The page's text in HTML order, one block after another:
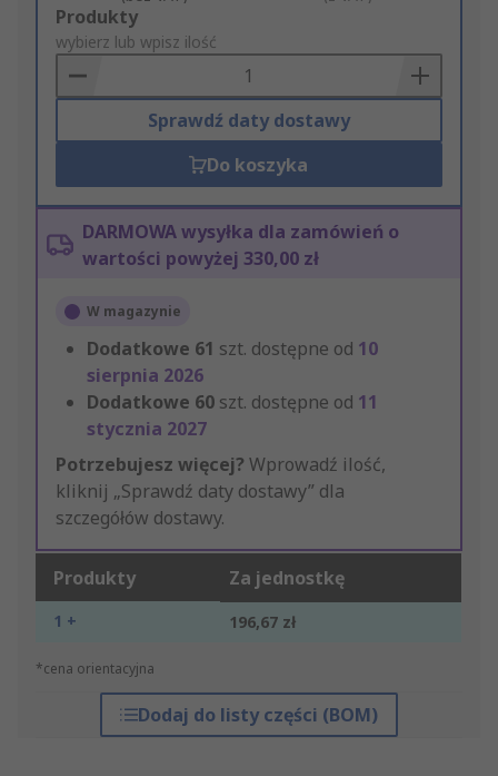
Add
to
Basket
Produkty
wybierz lub wpisz ilość
Sprawdź daty dostawy
Do koszyka
DARMOWA wysyłka dla zamówień o
wartości powyżej 330,00 zł
W magazynie
Dodatkowe 61 szt. dostępne od 10
sierpnia 2026
Dodatkowe 60 szt. dostępne od 11
stycznia 2027
Potrzebujesz więcej? Wprowadź ilość,
kliknij „Sprawdź daty dostawy” dla
szczegółów dostawy.
Produkty Za jednostkę
1 + 196,67 zł
*cena orientacyjna
Dodaj do listy części (BOM)